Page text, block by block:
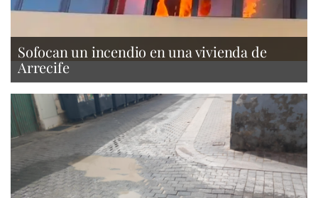
Sofocan un incendio en una vivienda de
Arrecife